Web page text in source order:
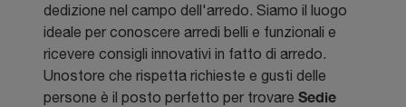
dedizione nel campo dell'arredo. Siamo il luogo
ideale per conoscere arredi belli e funzionali e
ricevere consigli innovativi in fatto di arredo.
Unostore che rispetta richieste e gusti delle
persone è il posto perfetto per trovare Sedie